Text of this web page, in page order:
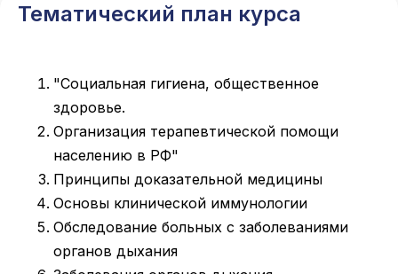
Тематический план курса
"Социальная гигиена, общественное
здоровье.
Организация терапевтической помощи
населению в РФ"
Принципы доказательной медицины
Основы клинической иммунологии
Обследование больных с заболеваниями
органов дыхания